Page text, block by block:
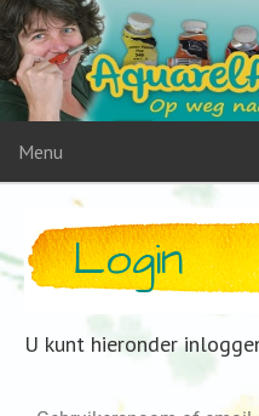
Menu
Login
U kunt hieronder